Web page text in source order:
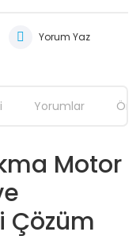
Yorum Yaz
Yorumlar
Motor
Çözüm